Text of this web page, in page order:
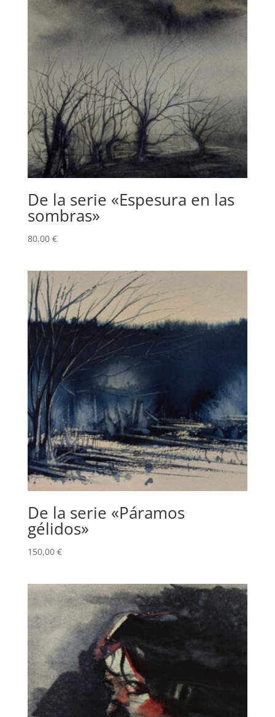
De la serie «Espesura en las
sombras»
80,00 €
De la serie «Páramos
gélidos»
150,00 €